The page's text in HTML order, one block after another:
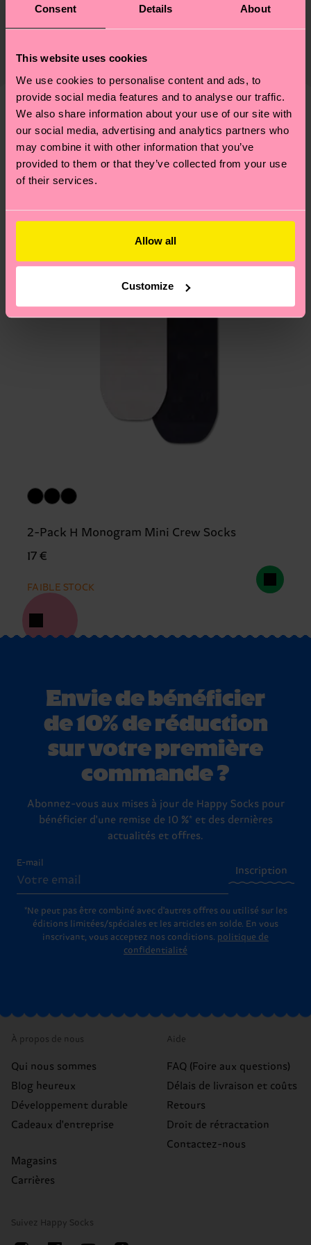
Consent Details About
This website uses cookies
We use cookies to personalise content and ads, to
provide social media features and to analyse our traffic.
We also share information about your use of our site with
our social media, advertising and analytics partners who
may combine it with other information that you’ve
provided to them or that they’ve collected from your use
of their services.
Allow all
Customize
2% Elastane
Le développement durable ne se résume pas à la
qualité et aux certifications : il s'agit aussi de
éthique, de réduire les émissions, d'entretenir
correctement ses chaussettes, et BIEN PLUS
ENCORE ! Pour plus d'informations, ainsi que des
conseils et astuces, rendez-vous sur notre page
Développement durable.
Livraison et retour
de la date d'expédition est de
ouvrables. Veuillez garder à l'esprit qu'il s'agit
d'une estimation et que le délai de livraison exact
dépend de vos services postaux locaux.
Vous avez des questions sur les retours ? Visitez
notre pageRetourpour trouver les réponses aux
questions les plus fréquemment posées.
Modèles similaires
2-Pack H Monogram Mini Crew Socks
17 €
FAIBLE STOCK
Envie de bénéficier
de 10% de réduction
sur votre première
commande ?
Abonnez-vous aux mises à jour de Happy Socks pour
bénéficier d'une remise de 10 %* et des dernières
actualités et offres.
E-mail
Inscription
*Ne peut pas être combiné avec d'autres offres ou utilisé sur les
éditions limitées/spéciales et les articles en solde. En vous
inscrivant, vous acceptez nos conditions. politique de
confidentialité
À propos de nous
Qui nous sommes
Blog heureux
Développement durable
Cadeaux d'entreprise
Magasins
Carrières
Aide
FAQ (Foire aux questions)
Délais de livraison et coûts
Retours
Droit de rétractation
Contactez-nous
Suivez Happy Socks